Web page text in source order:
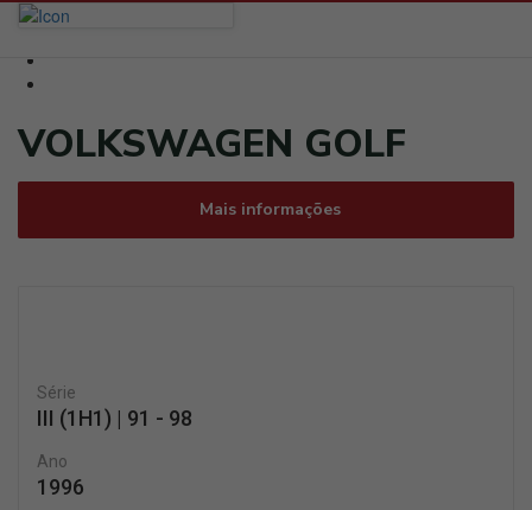
VOLKSWAGEN GOLF
Mais informações
Série
III (1H1) | 91 - 98
Ano
1996